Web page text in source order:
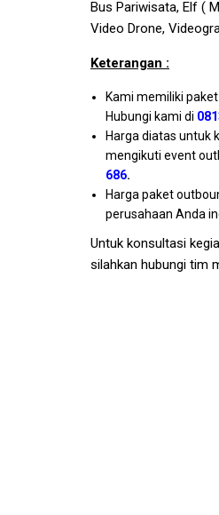
Bus Pariwisata, Elf (
Video Drone,
Keterangan :
Kami memiliki
Hubungi kami di
Harga diatas untuk
mengikuti event
686.
Harga paket
perusahaan Anda
Untuk konsultasi
silahkan hubungi tim